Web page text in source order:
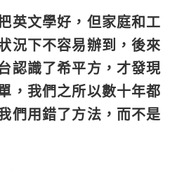
英文學好，但家庭和工
況下不容易辦到，後來
認識了希平方，才發現
，我們之所以數十年都
們用錯了方法，而不是